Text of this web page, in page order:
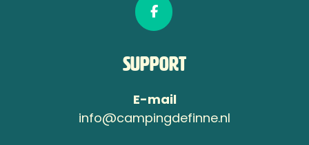
Support
E-mail
info@campingdefinne.nl